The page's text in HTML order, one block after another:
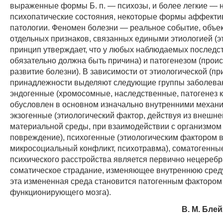
выраженные формы Б. п. — психозы, и более легкие —
психопатические состояния, некоторые формы
патологии. Феномен болезни — реальное событие,
отдельных признаков, связанных едиными этиологией
принцип утверждает, что у любых наблюдаемых
обязательно должна быть причина) и патогенезом
развитие болезни). В зависимости от этиологической
принадлежности выделяют следующие группы
эндогенные (хромосомные, наследственные, патогенез
обусловлен в основном изначально внутренними
экзогенные (этиологический фактор, действуя из
материальной среды, при взаимодействии с
повреждение), психогенные (этиологическим фактором
микросоциальный конфликт, психотравма),
психического расстройства является первично
соматическое страдание, изменяющее внутреннюю
эта измененная среда становится патогенным
функционирующего мозга).
В. М.